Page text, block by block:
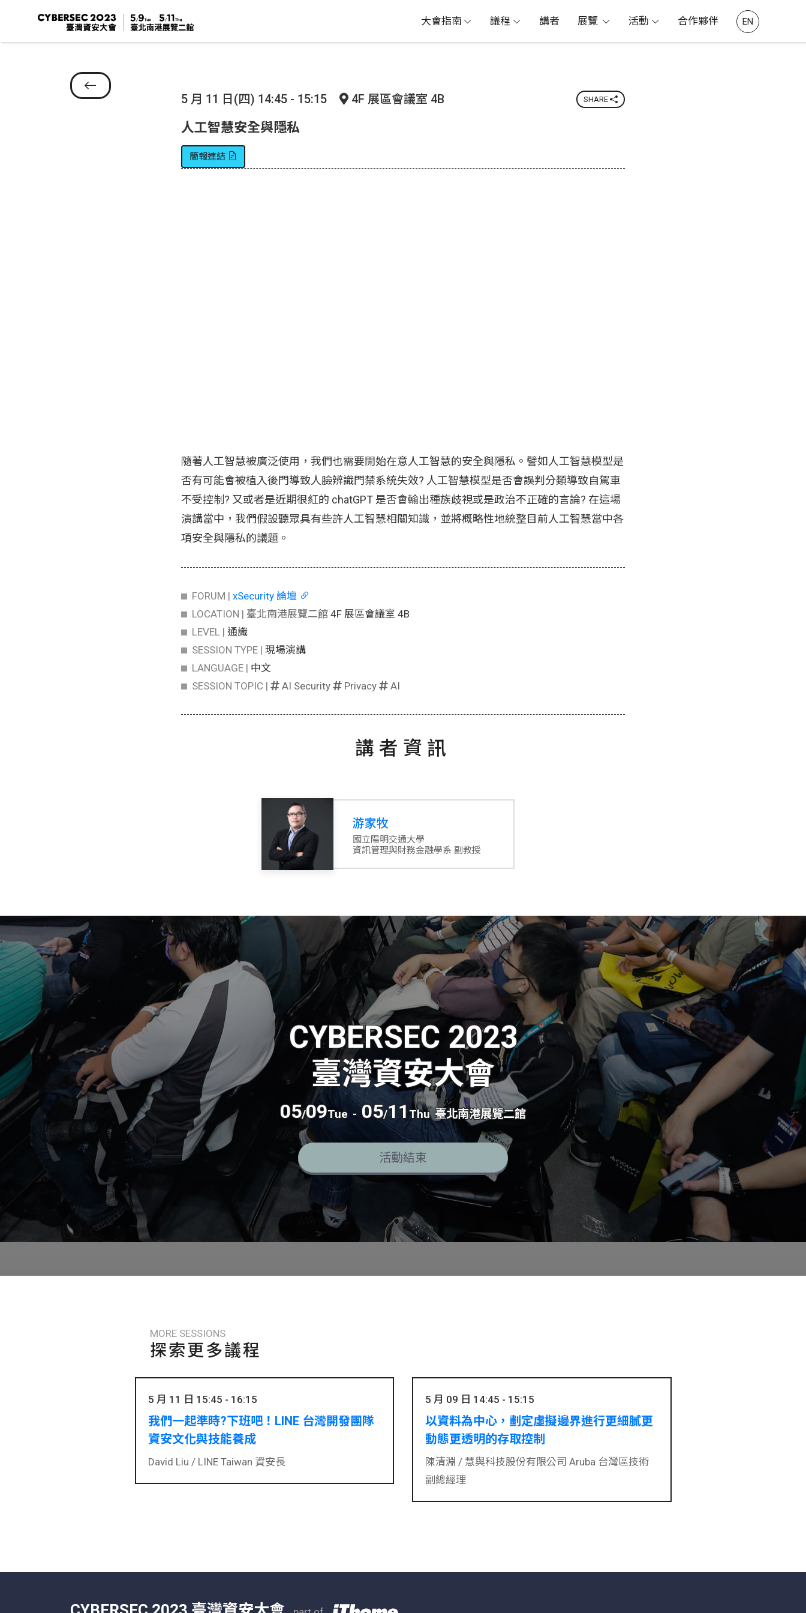
大會指南 議程 講者 展覽 活動 合作夥伴 EN
5 月 11 日(四) 14:45 - 15:15 4F 展區會議室 4B SHARE
人工智慧安全與隱私
簡報連結
隨著人工智慧被廣泛使用，我們也需要開始在意人工智慧的安全與隱私。譬如人工智慧模型是
否有可能會被植入後門導致人臉辨識門禁系統失效? 人工智慧模型是否會誤判分類導致自駕車
不受控制? 又或者是近期很紅的 chatGPT 是否會輸出種族歧視或是政治不正確的言論? 在這場
演講當中，我們假設聽眾具有些許人工智慧相關知識，並將概略性地統整目前人工智慧當中各
項安全與隱私的議題。
FORUM | xSecurity 論壇
LOCATION | 臺北南港展覽二館 4F 展區會議室 4B
LEVEL | 通識
SESSION TYPE | 現場演講
LANGUAGE | 中文
SESSION TOPIC |
AI Security Privacy AI
講者資訊
游家牧
國立陽明交通大學
資訊管理與財務金融學系 副教授
CYBERSEC 2023
臺灣資安大會
05/09Tue -05/11Thu 臺北南港展覽二館
活動結束
MORE SESSIONS
探索更多議程
5 月 11 日 15:45 - 16:15
我們一起準時?下班吧！LINE 台灣開發團隊
資安文化與技能養成
David Liu / LINE Taiwan 資安長
5 月 09 日 14:45 - 15:15
以資料為中心，劃定虛擬邊界進行更細膩更
動態更透明的存取控制
陳清淵 / 慧與科技股份有限公司 Aruba 台灣區技術
副總經理